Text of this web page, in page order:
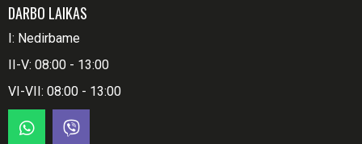
DARBO LAIKAS
I: Nedirbame
II-V: 08:00 - 13:00
VI-VII: 08:00 - 13:00